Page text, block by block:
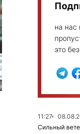
на нас
это
11:27
Сильный